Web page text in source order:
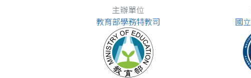
主辦單位
教育部學務特教司
國